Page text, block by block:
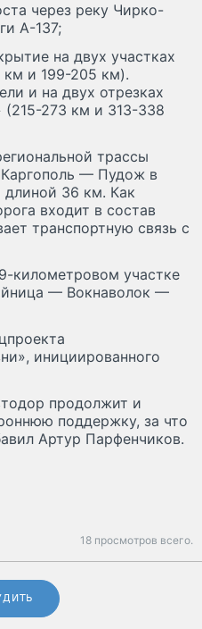
через реку Чирко-
А-137;
на двух участках
км и 199-205 км).
и на двух отрезках
(215-273 км и 313-338
трассы
— Пудож в
36 км. Как
входит в состав
транспортную связь с
километровом участке
— Вокнаволок —
инициированного
продолжит и
поддержку, за что
Артур Парфенчиков.
18 просмотров всего.